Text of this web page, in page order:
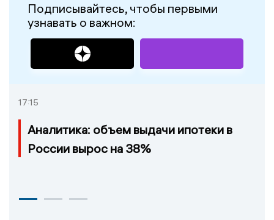
Подписывайтесь, чтобы первыми
узнавать о важном:
17:15
Аналитика: объем выдачи ипотеки в
России вырос на 38%